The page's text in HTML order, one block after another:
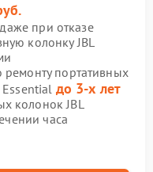
даже при отказе
колонку JBL
портативных
Essential до 3-х лет
колонок JBL
часа